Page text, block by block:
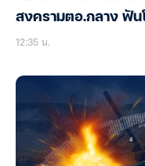
สงครามตอ.กลาง ฟั
12:35 น.